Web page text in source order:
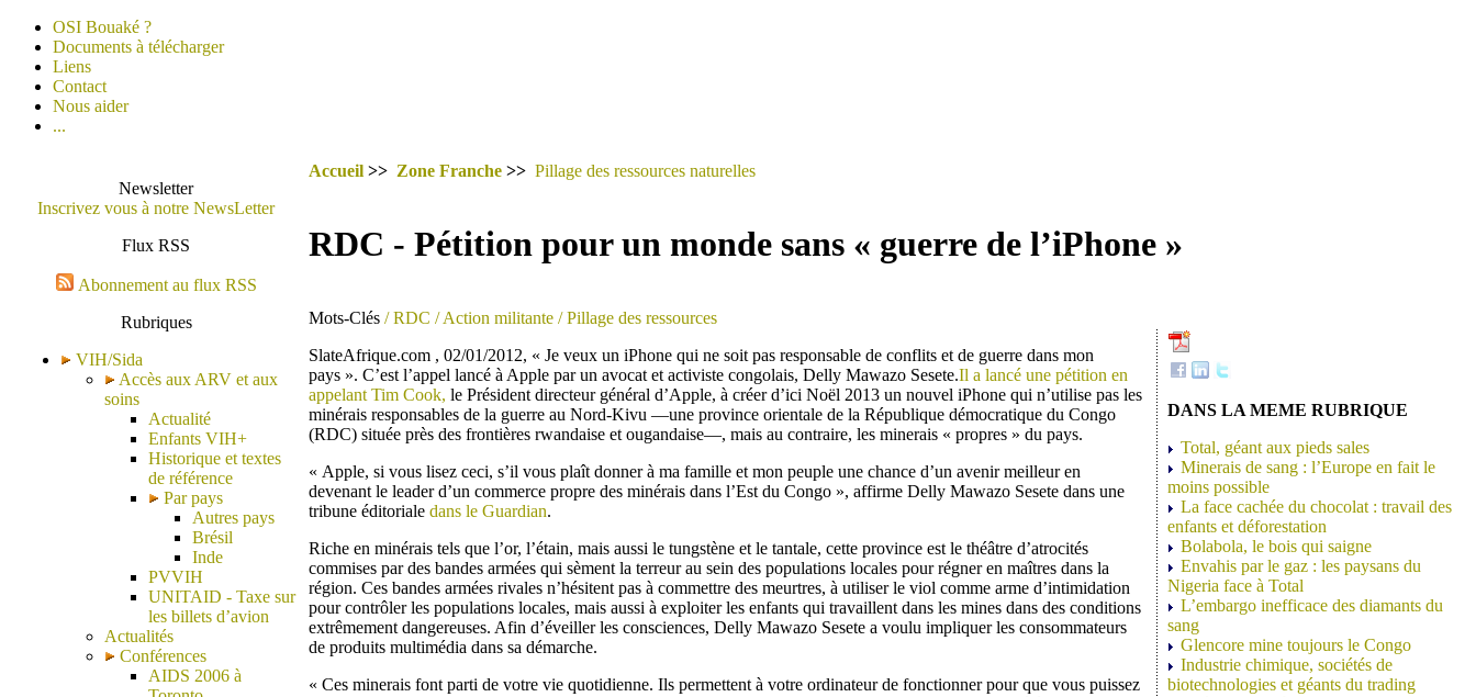
OSI Bouaké ?
Documents à télécharger
Liens
Contact
Nous aider
...
Newsletter
Inscrivez vous à notre NewsLetter
Flux RSS
Abonnement au flux RSS
Rubriques
VIH/Sida
Accès aux ARV et aux
soins
Actualité
Enfants VIH+
Historique et textes
de référence
Par pays
Autres pays
Brésil
Inde
PVVIH
UNITAID - Taxe sur
les billets d’avion
Actualités
Conférences
AIDS 2006 à
Accueil >> Zone Franche >> Pillage des ressources naturelles
RDC - Pétition pour un monde sans « guerre de l’iPhone »
Mots-Clés / RDC / Action militante / Pillage des ressources
SlateAfrique.com , 02/01/2012, « Je veux un iPhone qui ne soit pas responsable de conflits et de guerre dans mon
pays ». C’est l’appel lancé à Apple par un avocat et activiste congolais, Delly Mawazo Sesete.Il a lancé une pétition en
appelant Tim Cook, le Président directeur général d’Apple, à créer d’ici Noël 2013 un nouvel iPhone qui n’utilise pas les
minérais responsables de la guerre au Nord-Kivu —une province orientale de la République démocratique du Congo
(RDC) située près des frontières rwandaise et ougandaise—, mais au contraire, les minerais « propres » du pays.
« Apple, si vous lisez ceci, s’il vous plaît donner à ma famille et mon peuple une chance d’un avenir meilleur en
devenant le leader d’un commerce propre des minérais dans l’Est du Congo », affirme Delly Mawazo Sesete dans une
tribune éditoriale dans le Guardian.
Riche en minérais tels que l’or, l’étain, mais aussi le tungstène et le tantale, cette province est le théâtre d’atrocités
commises par des bandes armées qui sèment la terreur au sein des populations locales pour régner en maîtres dans la
région. Ces bandes armées rivales n’hésitent pas à commettre des meurtres, à utiliser le viol comme arme d’intimidation
pour contrôler les populations locales, mais aussi à exploiter les enfants qui travaillent dans les mines dans des conditions
extrêmement dangereuses. Afin d’éveiller les consciences, Delly Mawazo Sesete a voulu impliquer les consommateurs
de produits multimédia dans sa démarche.
« Ces minerais font parti de votre vie quotidienne. Ils permettent à votre ordinateur de fonctionner pour que vous puissez
DANS LA MEME RUBRIQUE
Total, géant aux pieds sales
Minerais de sang : l’Europe en fait le
moins possible
La face cachée du chocolat : travail des
enfants et déforestation
Bolabola, le bois qui saigne
Envahis par le gaz : les paysans du
Nigeria face à Total
L’embargo inefficace des diamants du
sang
Glencore mine toujours le Congo
Industrie chimique, sociétés de
biotechnologies et géants du trading